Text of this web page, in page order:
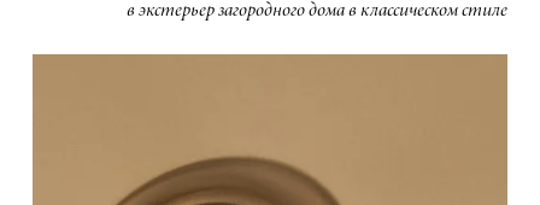
в экстерьер загородного дома в классическом стиле